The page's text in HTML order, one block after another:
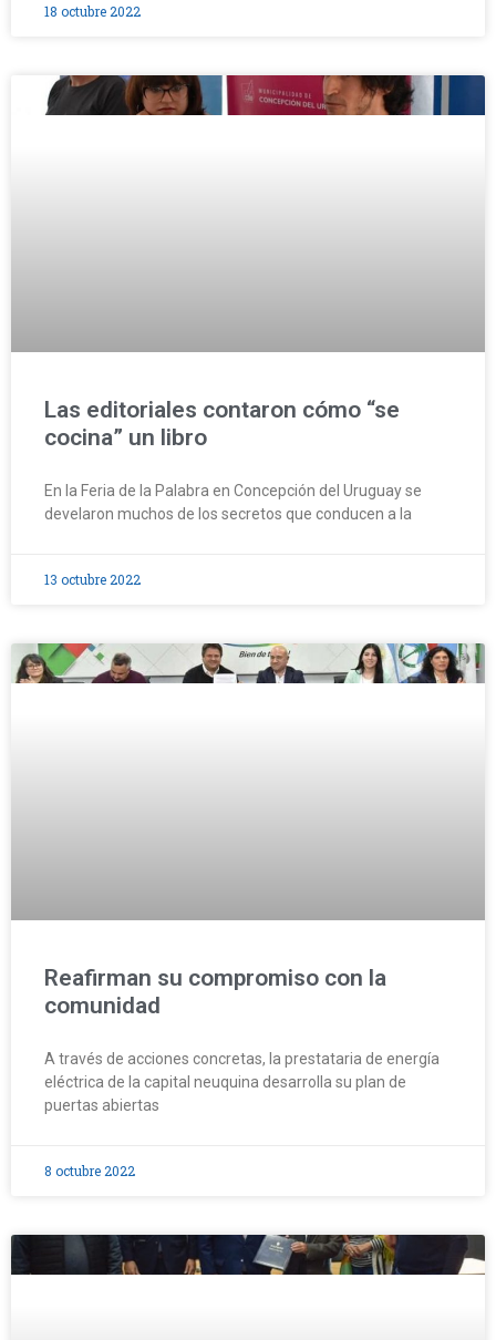
18 octubre 2022
Las editoriales contaron cómo “se
cocina” un libro
En la Feria de la Palabra en Concepción del Uruguay se
develaron muchos de los secretos que conducen a la
13 octubre 2022
Reafirman su compromiso con la
comunidad
A través de acciones concretas, la prestataria de energía
eléctrica de la capital neuquina desarrolla su plan de
puertas abiertas
8 octubre 2022